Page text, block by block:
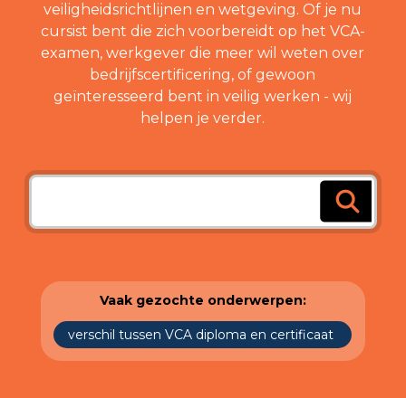
veiligheidsrichtlijnen en wetgeving. Of je nu
cursist bent die zich voorbereidt op het VCA-
examen, werkgever die meer wil weten over
bedrijfscertificering, of gewoon
geïnteresseerd bent in veilig werken - wij
helpen je verder.
Vaak gezochte onderwerpen:
verschil tussen VCA diploma en certificaat